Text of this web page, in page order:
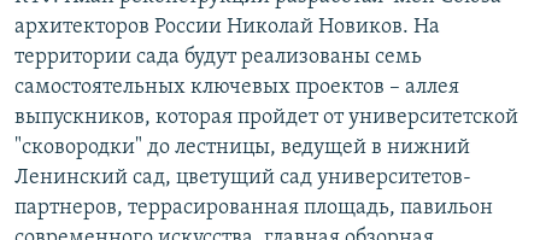
архитекторов России Николай Новиков. На
территории сада будут реализованы семь
самостоятельных ключевых проектов – аллея
выпускников, которая пройдет от университетской
"сковородки" до лестницы, ведущей в нижний
Ленинский сад, цветущий сад университетов-
партнеров, террасированная площадь, павильон